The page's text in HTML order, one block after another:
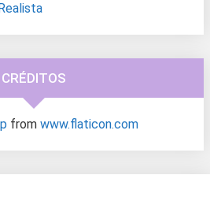
CRÉDITOS
from www.flaticon.com